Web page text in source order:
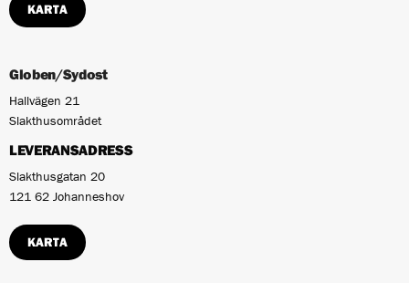
KARTA
Globen/Sydost
Hallvägen 21
Slakthusområdet
LEVERANSADRESS
Slakthusgatan 20
121 62 Johanneshov
KARTA